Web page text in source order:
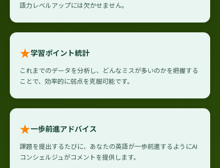
語力レベルアップには欠かせません。
★学習ポイント統計
これまでのデータを分析し、どんなミスが多いのかを把握する
ことで、効率的に弱点を克服可能です。
★一歩前進アドバイス
課題を提出するたびに、あなたの英語が一歩前進するようにAI
コンシェルジュがコメントを提供します。